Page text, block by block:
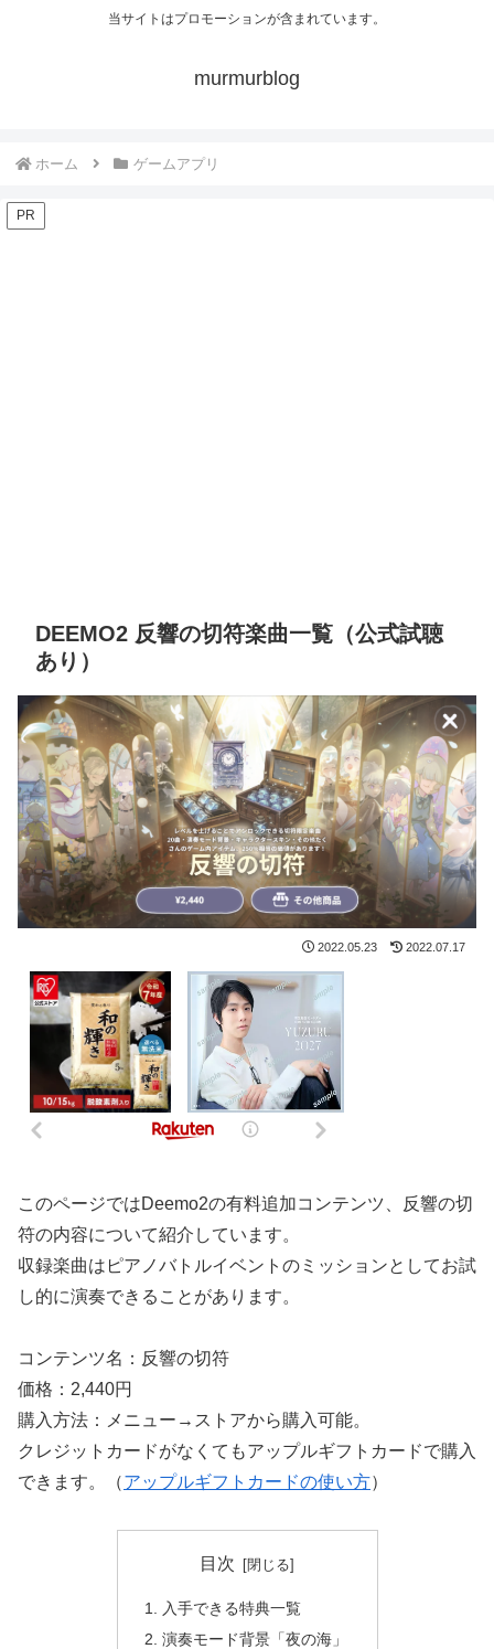
当サイトはプロモーションが含まれています。
murmurblog
ホーム ゲームアプリ
PR
DEEMO2 反響の切符楽曲一覧（公式試聴
あり）
2022.05.23 2022.07.17
このページではDeemo2の有料追加コンテンツ、反響の切
符の内容について紹介しています。
収録楽曲はピアノバトルイベントのミッションとしてお試
し的に演奏できることがあります。
コンテンツ名：反響の切符
価格：2,440円
購入方法：メニュー→ストアから購入可能。
クレジットカードがなくてもアップルギフトカードで購入
できます。（アップルギフトカードの使い方）
目次
入手できる特典一覧
演奏モード背景「夜の海」